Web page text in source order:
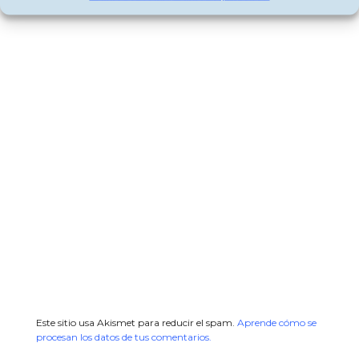
Este sitio usa Akismet para reducir el spam. Aprende cómo se
procesan los datos de tus comentarios.